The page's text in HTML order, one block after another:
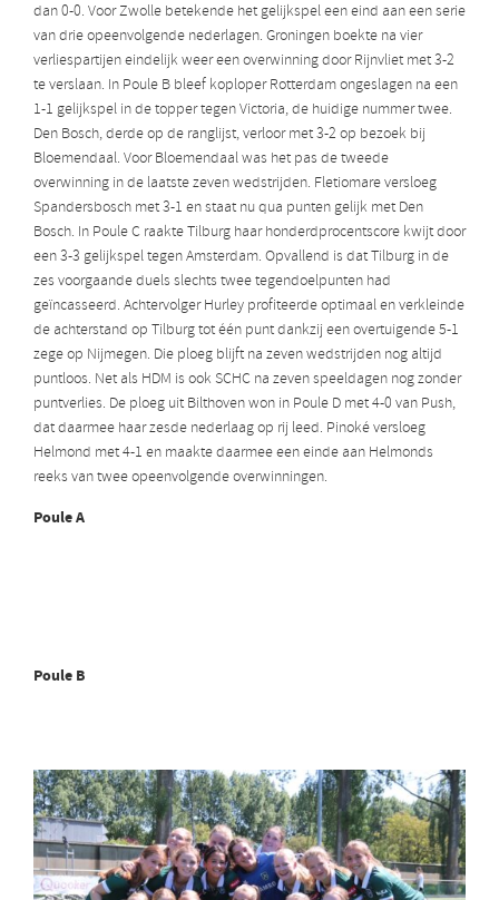
dan 0-0. Voor Zwolle betekende het gelijkspel een eind aan een serie
van drie opeenvolgende nederlagen. Groningen boekte na vier
verliespartijen eindelijk weer een overwinning door Rijnvliet met 3-2
te verslaan. In Poule B bleef koploper Rotterdam ongeslagen na een
1-1 gelijkspel in de topper tegen Victoria, de huidige nummer twee.
Den Bosch, derde op de ranglijst, verloor met 3-2 op bezoek bij
Bloemendaal. Voor Bloemendaal was het pas de tweede
overwinning in de laatste zeven wedstrijden. Fletiomare versloeg
Spandersbosch met 3-1 en staat nu qua punten gelijk met Den
Bosch. In Poule C raakte Tilburg haar honderdprocentscore kwijt door
een 3-3 gelijkspel tegen Amsterdam. Opvallend is dat Tilburg in de
zes voorgaande duels slechts twee tegendoelpunten had
geïncasseerd. Achtervolger Hurley profiteerde optimaal en verkleinde
de achterstand op Tilburg tot één punt dankzij een overtuigende 5-1
zege op Nijmegen. Die ploeg blijft na zeven wedstrijden nog altijd
puntloos. Net als HDM is ook SCHC na zeven speeldagen nog zonder
puntverlies. De ploeg uit Bilthoven won in Poule D met 4-0 van Push,
dat daarmee haar zesde nederlaag op rij leed. Pinoké versloeg
Helmond met 4-1 en maakte daarmee een einde aan Helmonds
reeks van twee opeenvolgende overwinningen.
Poule A
Poule B